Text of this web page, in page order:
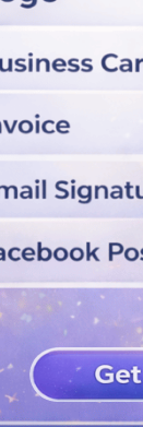
marchio. Dopo la
personalizza il
momento
desiderati.